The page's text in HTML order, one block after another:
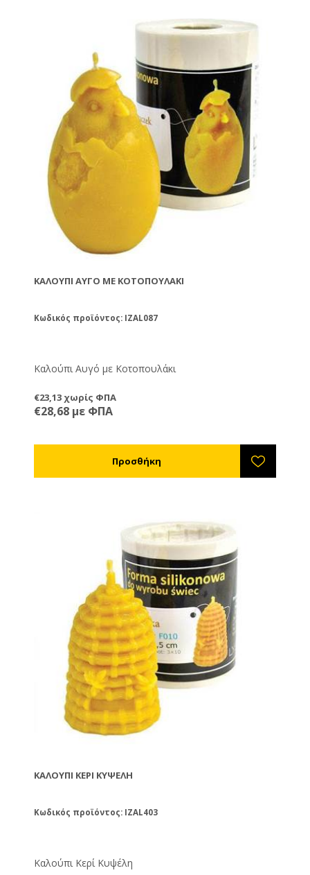
ΚΑΛΟΎΠΙ ΑΥΓΌ ΜΕ ΚΟΤΟΠΟΥΛΆΚΙ
Κωδικός προϊόντος: IZAL087
Καλούπι Αυγό με Κοτοπουλάκι
€23,13 χωρίς ΦΠΑ
€28,68 με ΦΠΑ
ΚΑΛΟΎΠΙ ΚΕΡΊ ΚΥΨΈΛΗ
Κωδικός προϊόντος: IZAL403
Καλούπι Κερί Κυψέλη